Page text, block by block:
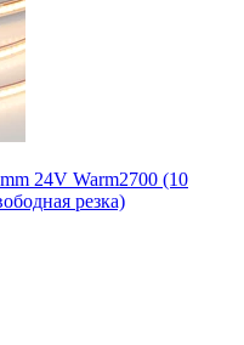
24V Warm2700 (10
резка)